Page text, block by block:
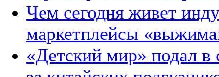
Чем сегодня живет
маркетплейсы
«Детский мир» подал в